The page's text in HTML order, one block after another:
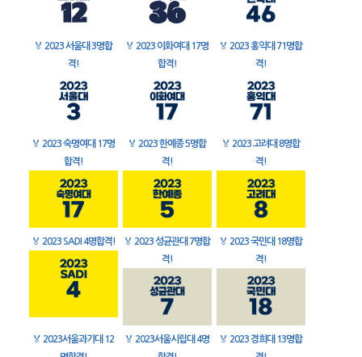
🏅 2023 서울대 3명합
격!
🏅 2023 이화여대 17명
합격!
🏅 2023 홍익대 71명합
격!
🏅 2023 숙명여대 17명
합격!
🏅 2023 한예종 5명합
격!
🏅 2023 고려대 8명합
격!
🏅 2023 SADI 4명합격! 🏅 2023 성균관대 7명합
격!
🏅 2023 국민대 18명합
격!
🏅 2023서울과기대 12
🏅 2023서울시립대 4명
🏅 2023 경희대 13명합